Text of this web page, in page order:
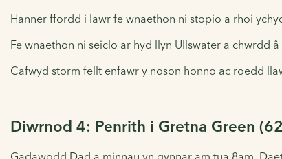
Hanner ffordd i lawr fe wnaethon ni stopio a rhoi
Fe wnaethon ni seiclo ar hyd llyn Ullswater a chwrdd
Cafwyd storm fellt enfawr y noson honno ac roedd
Diwrnod 4: Penrith i Gretna Green
Gadawodd Dad a minnau yn gynnar am tua 8am.